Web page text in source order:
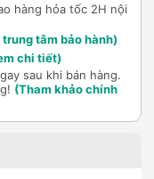
hàng hỏa tốc 2H nội
trung tâm bảo hành)
chi tiết)
sau khi bán hàng.
(Tham khảo chính